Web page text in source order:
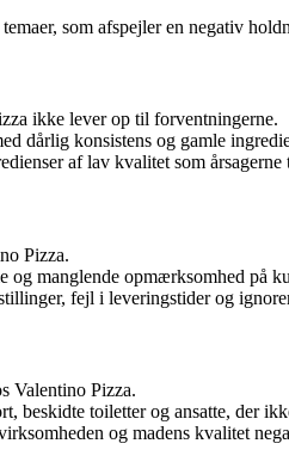
som afspejler en negativ
ikke lever op til forventningerne.
dårlig konsistens og gamle
af lav kvalitet som
Pizza.
manglende opmærksomhed på
fejl i leveringstider og
Valentino Pizza.
beskidte toiletter og ansatte, der
og madens kvalitet